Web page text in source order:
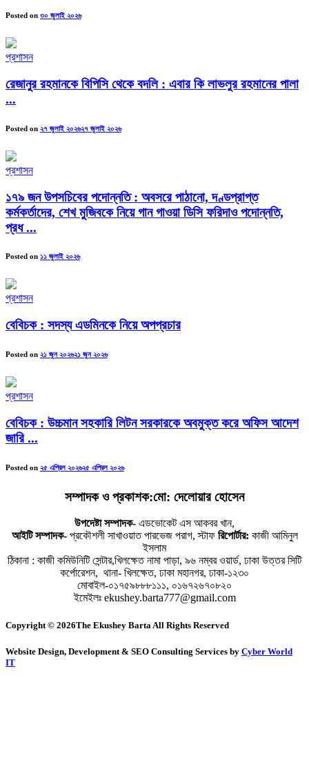
Posted on ৩০ জুলাই ২০২৬
প্রশাসন
রেজানুর রহমানকে বিপিসি থেকে বদলি : এবার কি লাভলুর রহমানের পালা
...
Posted on ২৭ জুলাই ২০২৬২৭ জুলাই ২০২৬
প্রশাসন
১৭৯ জন উপসচিবের পদোন্নতি : অবসরে পাঠানো, দণ্ডপ্রাপ্ত
কর্মকর্তাদের, শেখ মুজিবকে নিয়ে গান গাওয়া ডিসি ফরিদাও পদোন্নতি,
প্রধ ...
Posted on ১১ জুলাই ২০২৬
প্রশাসন
বেবিচক : সদস্য এডমিনকে নিয়ে অপপ্রচার
Posted on ২১ জুন ২০২৬২১ জুন ২০২৬
প্রশাসন
বেবিচক : উচ্চমান সহকারি লিটন সরকারকে অবমুক্ত করে অফিস আদেশ
জারি ...
Posted on ২৫ এপ্রিল ২০২৬২৫ এপ্রিল ২০২৬
সম্পাদক ও প্রকাশক:মো: দেলোয়ার হোসেন
উপদেষ্টা সম্পাদক- এডভোকেট এস আকবর খান,
আইটি সম্পাদক-প্রকৌশলী সাখাওয়াত পারভেজ পরাগ, স্টাফ রিপোর্টার: কাজী আমিনুল
ইসলাম
ঠিকানা : কাজী কমিউনিটি সেন্টার,খিলক্ষেত নামা পাড়া, ৯৬ নম্বর ওয়ার্ড, ঢাকা উত্তর সিটি
কর্পোরেশন, থানা- খিলক্ষেত, ঢাকা মহানগর, ঢাকা-১২৩০
মোবাইল-০১৭৫৯৮৮৮১১১, ০১৬৭২৬৭০৮২০
ইমেইলঃ ekushey.barta777@gmail.com
Copyright © 2026The Ekushey Barta All Rights Reserved
Website Design, Development & SEO Consulting Services by Cyber World
IT